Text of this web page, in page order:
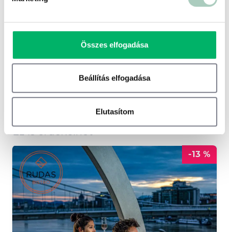
Összes elfogadása
Beállítás elfogadása
Elutasítom
Terms of use
Ez is érdekelhet
-13 %